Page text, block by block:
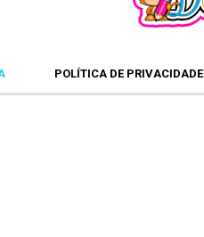
POLÍTICA DE PRIVACIDADE